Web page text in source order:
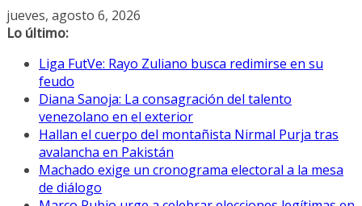
Saltar
al
jueves, agosto 6, 2026
Lo último:
Liga FutVe: Rayo Zuliano busca redimirse en su
feudo
Diana Sanoja: La consagración del talento
venezolano en el exterior
Hallan el cuerpo del montañista Nirmal Purja tras
avalancha en Pakistán
Machado exige un cronograma electoral a la mesa
de diálogo